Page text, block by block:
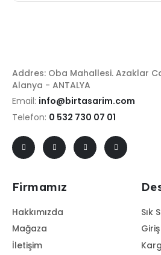
Addres: Oba Mahallesi. Azaklar
Alanya - ANTALYA
Email: info@birtasarim.com
Telefon: 0 532 730 07 01
Firmamız
Hakkımızda
Mağaza
İletişim
Sık